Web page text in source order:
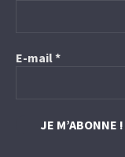
E-mail*